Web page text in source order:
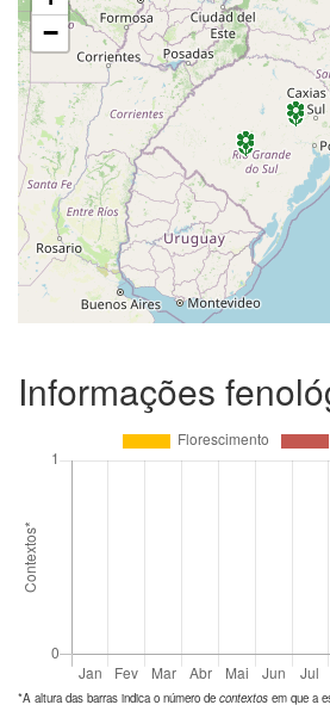
−
Informações
*A altura das barras indica o número de contextos em que a